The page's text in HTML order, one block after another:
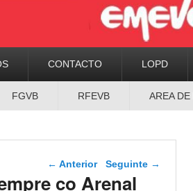
CONTACTO LOPD
FGVB RFEVB AREA
Navegador de artigos
← Anterior Seguinte →
co Arenal